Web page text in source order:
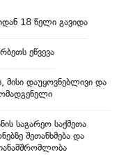
18 წელი გავიდა
ეწვევა
დაუყოვნებლივი და
საგარეო საქმეთა
შეთანხმება და